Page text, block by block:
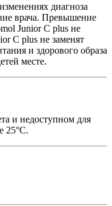
диагноза
врача. Превышение
Junior C plus не
C plus не заменят
и здорового образа
месте.
и недоступном для
25°С.